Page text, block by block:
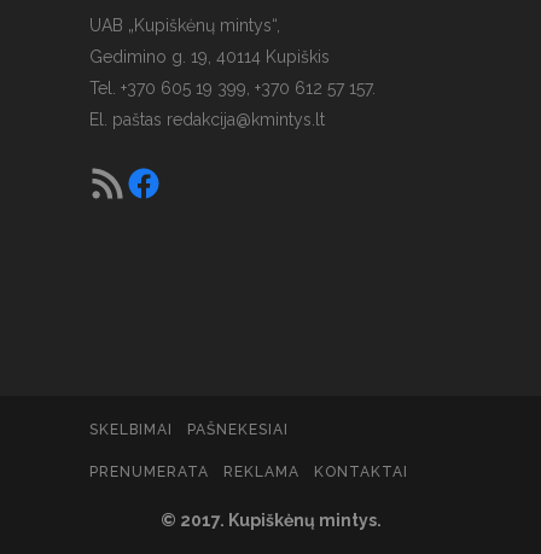
UAB „Kupiškėnų mintys“,
Gedimino g. 19, 40114 Kupiškis
Tel. +370 605 19 399, +370 612 57 157.
El. paštas redakcija@kmintys.lt
SKELBIMAI PAŠNEKESIAI
© 2017. Kupiškėnų mintys.
PRENUMERATA REKLAMA KONTAKTAI